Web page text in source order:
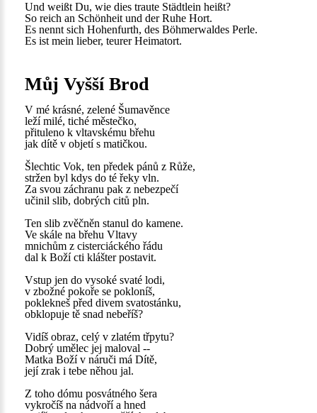
Und weißt Du, wie dies traute Städtlein heißt?
So reich an Schönheit und der Ruhe Hort.
Es nennt sich Hohenfurth, des Böhmerwaldes Perle.
Es ist mein lieber, teurer Heimatort.
Můj Vyšší Brod
V mé krásné, zelené Šumavěnce
leží milé, tiché městečko,
přituleno k vltavskému břehu
jak dítě v objetí s matičkou.
Šlechtic Vok, ten předek pánů z Růže,
stržen byl kdys do té řeky vln.
Za svou záchranu pak z nebezpečí
učinil slib, dobrých citů pln.
Ten slib zvěčněn stanul do kamene.
Ve skále na břehu Vltavy
mnichům z cisterciáckého řádu
dal k Boží cti klášter postavit.
Vstup jen do vysoké svaté lodi,
v zbožné pokoře se pokloníš,
poklekneš před divem svatostánku,
obklopuje tě snad nebeříš?
Vidíš obraz, celý v zlatém třpytu?
Dobrý umělec jej maloval --
Matka Boží v náruči má Dítě,
její zrak i tebe něhou jal.
Z toho dómu posvátného šera
vykročíš na nádvoří a hned